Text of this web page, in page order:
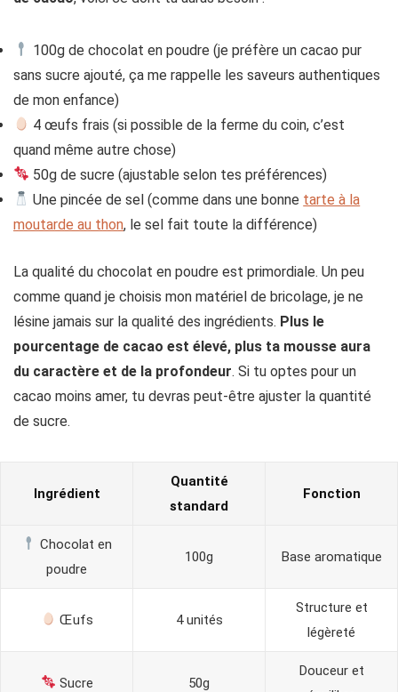
100g de chocolat en poudre (je préfère un cacao pur
sans sucre ajouté, ça me rappelle les saveurs authentiques
de mon enfance)
4 œufs frais (si possible de la ferme du coin, c’est
quand même autre chose)
50g de sucre (ajustable selon tes préférences)
Une pincée de sel (comme dans une bonne tarte à la
moutarde au thon, le sel fait toute la différence)
La qualité du chocolat en poudre est primordiale. Un peu
comme quand je choisis mon matériel de bricolage, je ne
lésine jamais sur la qualité des ingrédients. Plus le
pourcentage de cacao est élevé, plus ta mousse aura
du caractère et de la profondeur. Si tu optes pour un
cacao moins amer, tu devras peut-être ajuster la quantité
de sucre.
Ingrédient
Quantité
standard
Fonction
Chocolat en
poudre
100g Base aromatique
Œufs 4 unités
Structure et
légèreté
Sucre 50g
Douceur et